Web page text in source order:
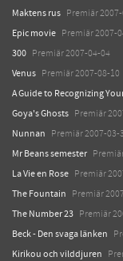
Maktens rus Premiär
Epic movie Premiär 2007-
300 Premiär 2007-04-04
Venus Premiär 2007-08-10
A Guide to Recognizing
Goya's Ghosts Premiär
Nunnan Premiär 2007-03-
Mr Beans semester
La Vie en Rose Premiär
The Fountain Premiär
The Number 23 Premiär
Beck - Den svaga länken
Kirikou och vilddjuren